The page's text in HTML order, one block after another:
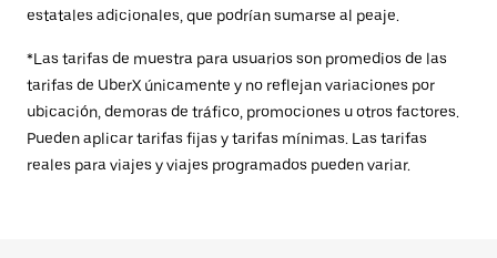
estatales adicionales, que podrían sumarse al peaje.
*Las tarifas de muestra para usuarios son promedios de las
tarifas de UberX únicamente y no reflejan variaciones por
ubicación, demoras de tráfico, promociones u otros factores.
Pueden aplicar tarifas fijas y tarifas mínimas. Las tarifas
reales para viajes y viajes programados pueden variar.